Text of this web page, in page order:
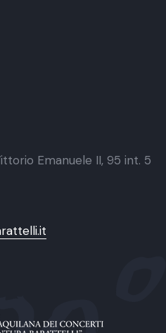
Emanuele II, 95 int. 5